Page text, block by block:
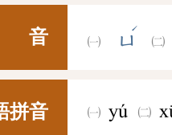
音 ㄩ
ˊ
拼音 yú